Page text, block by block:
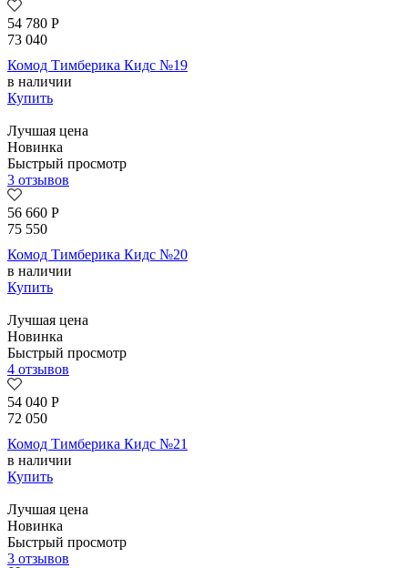
54 780 Р
73 040
Комод Тимберика Кидс №19
в наличии
Купить
Лучшая цена
Новинка
Быстрый просмотр
3 отзывов
56 660 Р
75 550
Комод Тимберика Кидс №20
в наличии
Купить
Лучшая цена
Новинка
Быстрый просмотр
4 отзывов
54 040 Р
72 050
Комод Тимберика Кидс №21
в наличии
Купить
Лучшая цена
Новинка
Быстрый просмотр
3 отзывов